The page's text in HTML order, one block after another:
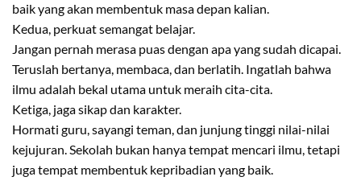
baik yang akan membentuk masa depan kalian.
Kedua, perkuat semangat belajar.
Jangan pernah merasa puas dengan apa yang sudah dicapai.
Teruslah bertanya, membaca, dan berlatih. Ingatlah bahwa
ilmu adalah bekal utama untuk meraih cita-cita.
Ketiga, jaga sikap dan karakter.
Hormati guru, sayangi teman, dan junjung tinggi nilai-nilai
kejujuran. Sekolah bukan hanya tempat mencari ilmu, tetapi
juga tempat membentuk kepribadian yang baik.